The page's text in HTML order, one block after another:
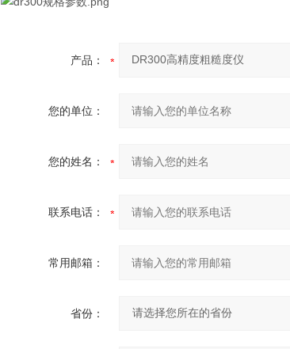
产品：
您的单位：
您的姓名：
联系电话：
常用邮箱：
省份：